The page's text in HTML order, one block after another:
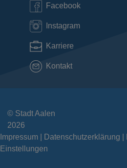
Facebook
Instagram
Karriere
Kontakt
© Stadt Aalen
2026
Impressum
Datenschutzerklärung
Einstellungen